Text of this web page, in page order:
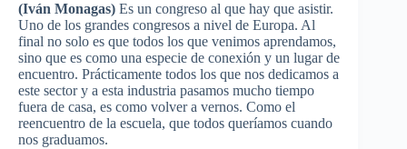
(Iván Monagas) Es un congreso al que hay que asistir.
Uno de los grandes congresos a nivel de Europa. Al
final no solo es que todos los que venimos aprendamos,
sino que es como una especie de conexión y un lugar de
encuentro. Prácticamente todos los que nos dedicamos a
este sector y a esta industria pasamos mucho tiempo
fuera de casa, es como volver a vernos. Como el
reencuentro de la escuela, que todos queríamos cuando
nos graduamos.